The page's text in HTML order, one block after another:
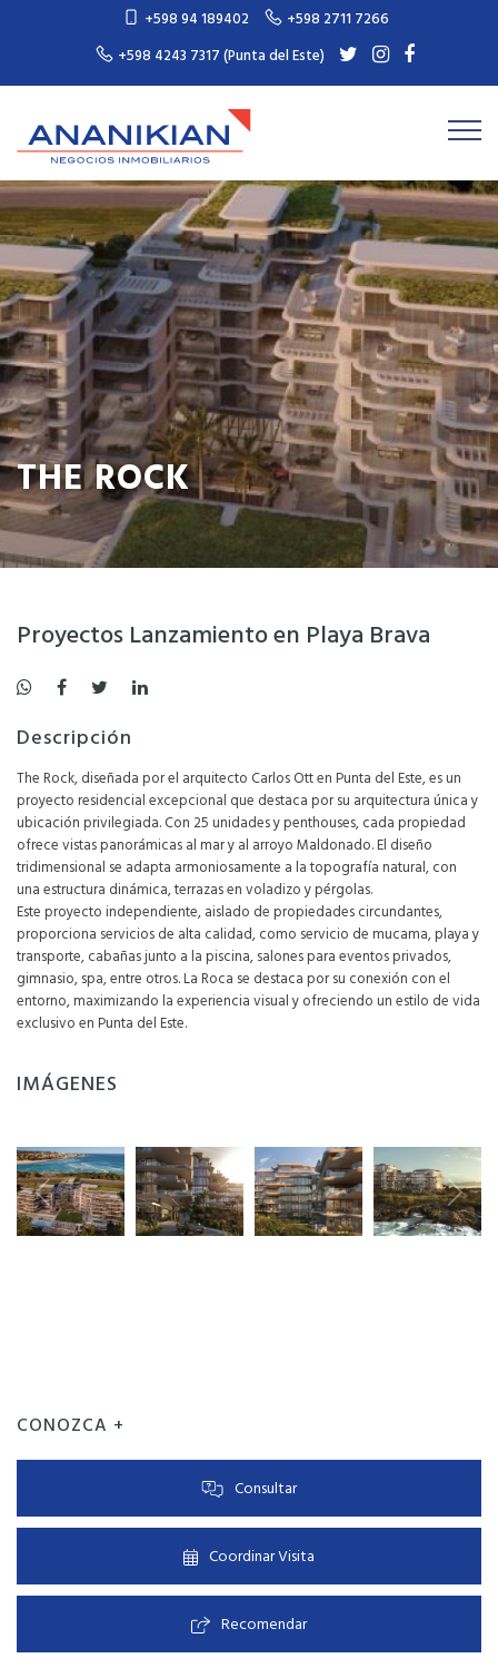
+598 94 189402
+598 2711 7266
+598 4243 7317 (Punta del Este)
THE ROCK
Proyectos Lanzamiento en Playa Brava
Descripción
The Rock, diseñada por el arquitecto Carlos Ott en Punta del Este, es un
proyecto residencial excepcional que destaca por su arquitectura única y
ubicación privilegiada. Con 25 unidades y penthouses, cada propiedad
ofrece vistas panorámicas al mar y al arroyo Maldonado. El diseño
tridimensional se adapta armoniosamente a la topografía natural, con
una estructura dinámica, terrazas en voladizo y pérgolas.
Este proyecto independiente, aislado de propiedades circundantes,
proporciona servicios de alta calidad, como servicio de mucama, playa y
transporte, cabañas junto a la piscina, salones para eventos privados,
gimnasio, spa, entre otros. La Roca se destaca por su conexión con el
entorno, maximizando la experiencia visual y ofreciendo un estilo de vida
exclusivo en Punta del Este.
IMÁGENES
CONOZCA +
Consultar
Coordinar Visita
Recomendar